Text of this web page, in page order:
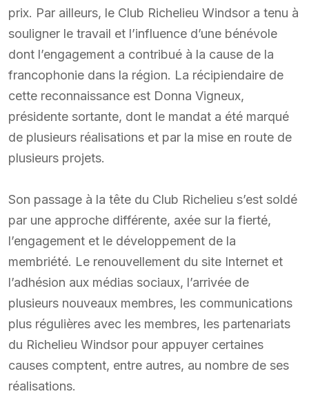
prix. Par ailleurs, le Club Richelieu Windsor a tenu à
souligner le travail et l’influence d’une bénévole
dont l’engagement a contribué à la cause de la
francophonie dans la région. La récipiendaire de
cette reconnaissance est Donna Vigneux,
présidente sortante, dont le mandat a été marqué
de plusieurs réalisations et par la mise en route de
plusieurs projets.
Son passage à la tête du Club Richelieu s’est soldé
par une approche différente, axée sur la fierté,
l’engagement et le développement de la
membriété. Le renouvellement du site Internet et
l’adhésion aux médias sociaux, l’arrivée de
plusieurs nouveaux membres, les communications
plus régulières avec les membres, les partenariats
du Richelieu Windsor pour appuyer certaines
causes comptent, entre autres, au nombre de ses
réalisations.